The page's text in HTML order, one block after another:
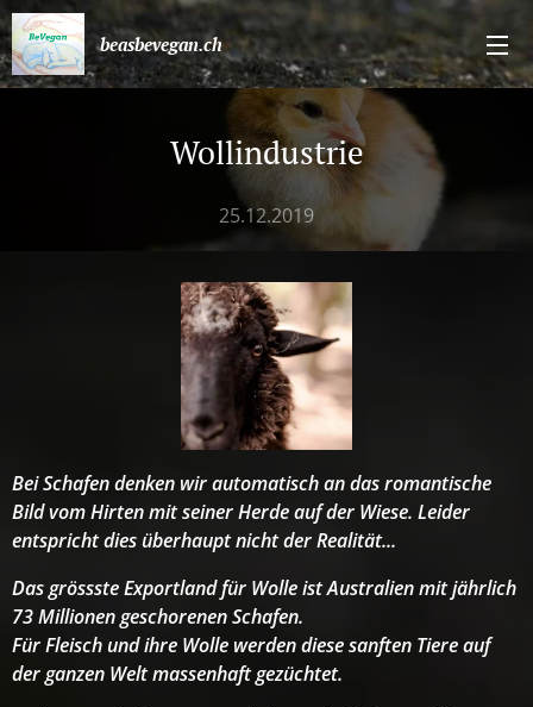
beasbevegan.ch
Wollindustrie
25.12.2019
Bei Schafen denken wir automatisch an das romantische
Bild vom Hirten mit seiner Herde auf der Wiese. Leider
entspricht dies überhaupt nicht der Realität...
Das grössste Exportland für Wolle ist Australien mit jährlich
73 Millionen geschorenen Schafen.
Für Fleisch und ihre Wolle werden diese sanften Tiere auf
der ganzen Welt massenhaft gezüchtet.